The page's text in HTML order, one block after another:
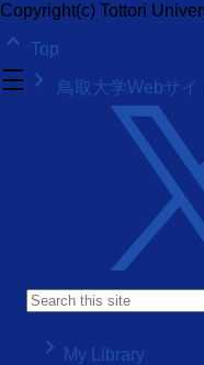
Copyright(c) Tottori
keyboard_arrow_up Top
density_medium keyboard_arrow_right 鳥取大学Webサイ
keyboard_arrow_right
My Library